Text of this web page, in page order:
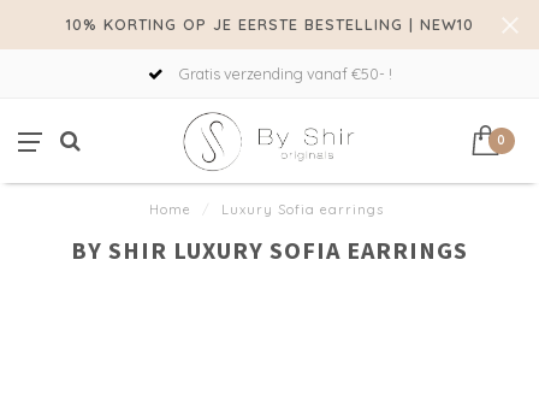
10% KORTING OP JE EERSTE BESTELLING | NEW10
Gratis verzending vanaf €50- !
0
Home / Luxury Sofia earrings
BY SHIR LUXURY SOFIA EARRINGS